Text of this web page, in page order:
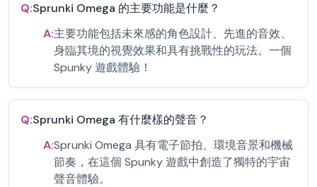
Q:Sprunki Omega 的主要功能是什麼？
A:主要功能包括未來感的角色設計、先進的音效、
身臨其境的視覺效果和具有挑戰性的玩法。一個
Spunky 遊戲體驗！
Q:Sprunki Omega 有什麼樣的聲音？
A:Sprunki Omega 具有電子節拍、環境音景和機械
節奏，在這個 Spunky 遊戲中創造了獨特的宇宙
聲音體驗。